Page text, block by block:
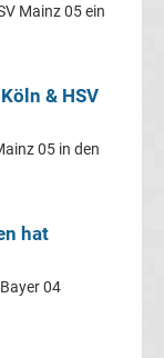
Mainz 05 ein
& HSV
05 in den
hat
04